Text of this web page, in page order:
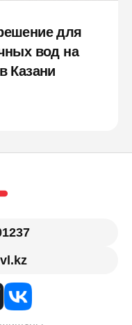
для
вод на
Казани